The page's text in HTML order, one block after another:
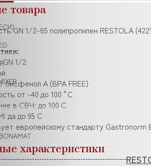
товара
GN 1/2-65 полипропилен RESTOLA
GN 1/2
бисфенол А (BPA FREE)
от -40 до 100 °С
в СВЧ: до 100 С
да до 95 С
европейскому стандарту Gastronorm
характеристики